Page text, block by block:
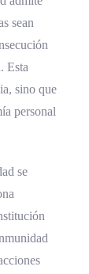
sean
Esta
sino que
personal
se